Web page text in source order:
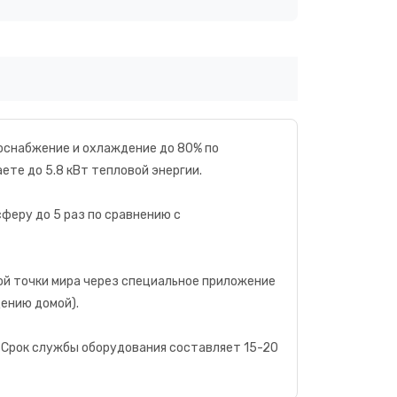
и охлаждение до 80% по
до 5.8 кВт тепловой энергии.
до 5 раз по сравнению с
точки мира через специальное приложение
домой).
службы оборудования составляет 15-20